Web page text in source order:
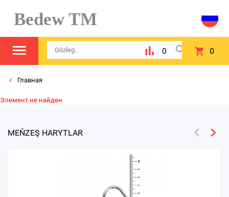
Bedew TM
0 0
Главная
Элемент не найден
MEŇZEŞ HARYTLAR